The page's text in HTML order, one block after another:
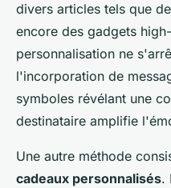
divers articles tels que
encore des gadgets
personnalisation ne
l'incorporation de
symboles révélant une
destinataire amplifie
Une autre méthode
cadeaux personnalisés.